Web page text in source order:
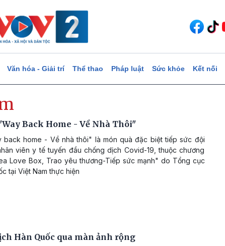
Văn hóa - Giải trí Thể thao Pháp luật Sức khỏe Kết nối
Back Home - Về Nhà Thôi"
back home - Về nhà thôi" là món quà đặc biệt tiếp sức đội
viên y tế tuyến đầu chống dịch Covid-19, thuộc chương
Love Box, Trao yêu thương-Tiếp sức mạnh" do Tổng cục
tại Việt Nam thực hiện
Hàn Quốc qua màn ảnh rộng